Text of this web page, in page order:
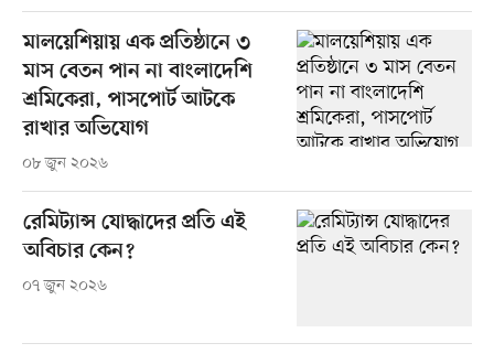
মালয়েশিয়ায় এক প্রতিষ্ঠানে ৩
মাস বেতন পান না বাংলাদেশি
শ্রমিকেরা, পাসপোর্ট আটকে
রাখার অভিযোগ
০৮ জুন ২০২৬
রেমিট্যান্স যোদ্ধাদের প্রতি এই
অবিচার কেন?
০৭ জুন ২০২৬